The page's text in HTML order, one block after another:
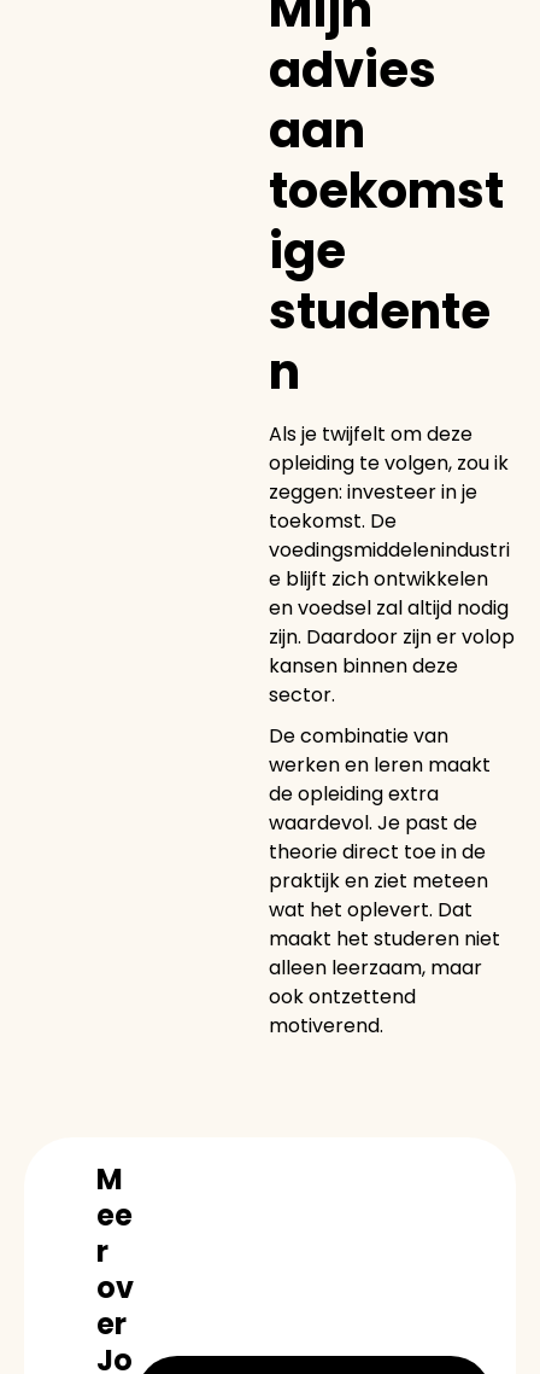
advies
aan
toekomst
ige
studente
n
Als je twijfelt om deze
opleiding te volgen, zou ik
zeggen: investeer in je
toekomst. De
voedingsmiddelenindustri
e blijft zich ontwikkelen
en voedsel zal altijd nodig
zijn. Daardoor zijn er volop
kansen binnen deze
sector.
De combinatie van
werken en leren maakt
de opleiding extra
waardevol. Je past de
theorie direct toe in de
praktijk en ziet meteen
wat het oplevert. Dat
maakt het studeren niet
alleen leerzaam, maar
ook ontzettend
motiverend.
M
ee
r
ov
er
Jo